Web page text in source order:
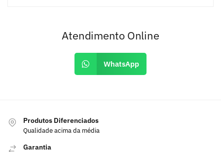
Atendimento Online
WhatsApp
Produtos Diferenciados
Qualidade acima da média
Garantia